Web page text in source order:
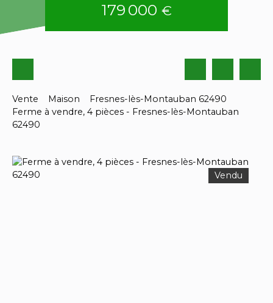
179 000 €
Vente Maison
Fresnes-lès-Montauban 62490
Ferme à vendre, 4 pièces - Fresnes-lès-Montauban
62490
Vendu